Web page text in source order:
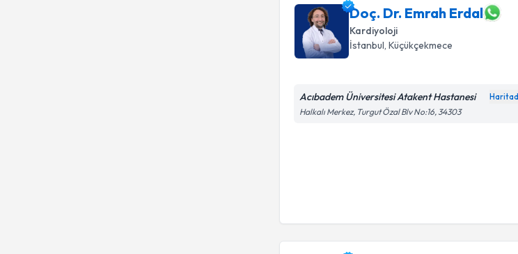
Doç. Dr. Emrah Erdal
Kardiyoloji
İstanbul, Küçükçekmece
Acıbadem Üniversitesi Atakent Hastanesi
Halkalı Merkez, Turgut Özal Blv No:16, 34303